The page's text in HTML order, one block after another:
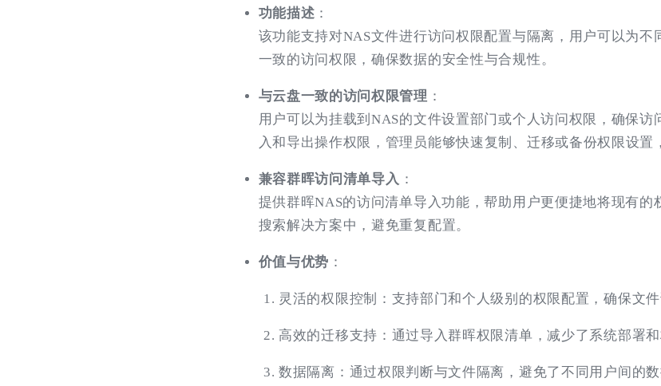
功能描述 ：
该功能支持对NAS文件进行访问权限配置与隔离，用户可以为不
一致的访问权限，确保数据的安全性与合规性。
与云盘一致的访问权限管理 ：
用户可以为挂载到NAS的文件设置部门或个人访问权限，确保访
入和导出操作权限，管理员能够快速复制、迁移或备份权限设置
兼容群晖访问清单导入 ：
提供群晖NAS的访问清单导入功能，帮助用户更便捷地将现有的
搜索解决方案中，避免重复配置。
价值与优势 ：
灵活的权限控制：支持部门和个人级别的权限配置，确保文件
高效的迁移支持：通过导入群晖权限清单，减少了系统部署和
数据隔离：通过权限判断与文件隔离，避免了不同用户间的数